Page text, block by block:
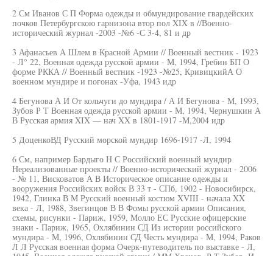
2 См Иванов С П Форма одежды и обмундирование гвардейских
почков Петербургскою гарнизона втор пол XIX в //Военно-
исторический журнал -2003 -№6 -С 3-4, 81 и др
3 Афанасьев А Шлем в Красной Армии // Военный вестник - 1923
- Л° 22, Военная одежда русской армии - М, 1994, Гребин БП О
форме РККА // Военный вестник -1923 -№25, КривицкийА О
военном мундире и погонах -Уфа, 1943 идр
4 Бегунова А И От кольчуги до мундира / А И Бегунова - М, 1993,
Зубов Р Т Военная одежда русской армии - М, 1994, Чернушкин А
В Русская армия XIX — нач XX в 1801-1917 -М,2004 идр
5 ДоценкоВД Русский морской мундир 1696-1917 -Л, 1994
6 См, например Бардыго Н С Российский военный мундир
Нереализованные проекты // Военно-исторический журнал - 2006
- № 11, Висковатов А В Историческое описание одежды и
вооружения Российских войск В 33 т - СПб, 1902 - Новосибирск,
1942, Глинка В М Русский военный костюм XVIII - начала XX
века - Л, 1988, Звегинцов В В Фомы русской армии Описания,
схемы, рисунки - Париж, 1959, Молло ЕС Русские офицерские
знаки - Париж, 1965, Охлябинин СД Из истории российского
мундира - М, 1996, Охлябинин СД Честь мундира - М, 1994, Раков
Л Л Русская военная форма Очерк-путеводитель по выставке - Л,